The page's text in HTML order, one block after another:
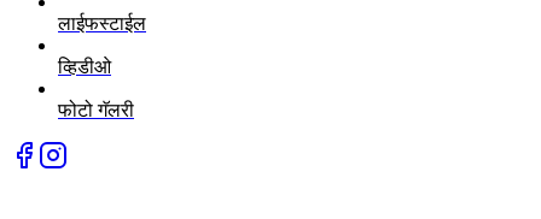
लाईफस्टाईल
व्हिडीओ
फोटो गॅलरी